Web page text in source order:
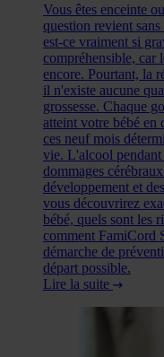
Vous êtes enceinte
question revient
est-ce vraiment si
compréhensible, car
encore. Pourtant, la
il n'existe aucune
grossesse. Chaque
atteint votre bébé en
ces neuf mois
vie. L'alcool pendant
dommages
développement et
vous découvrirez
bébé, quels sont les
comment FamiCord
démarche de
départ possible.
Lire la suite